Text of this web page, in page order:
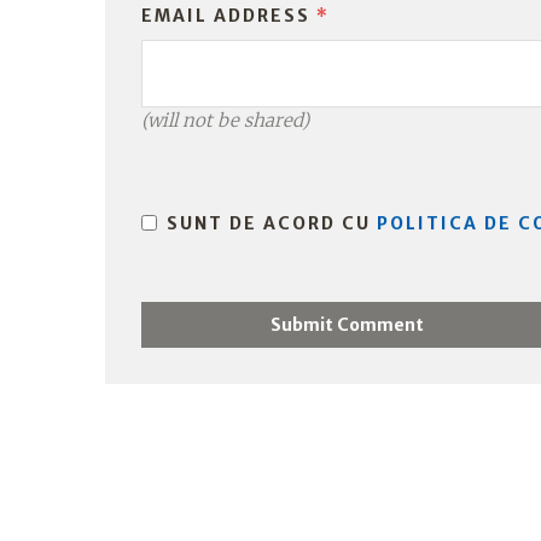
EMAIL ADDRESS *
(will not be shared)
SUNT DE ACORD CU POLITICA DE